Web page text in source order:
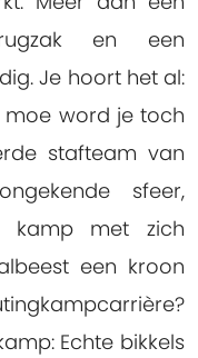
en een
Je hoort het al:
moe word je toch
stafteam van
sfeer,
kamp met zich
een kroon
Echte bikkels